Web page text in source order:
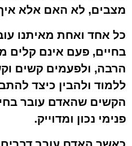
מצבים, לא האם אלא
כל אחד ואחת מאיתנו
בחיים, פעם אינם קלים
הרבה, ולפעמים קשים
ללמוד ולהבין כיצד
הקשים שהאדם עובר
פנימי נכון ומדוייק.